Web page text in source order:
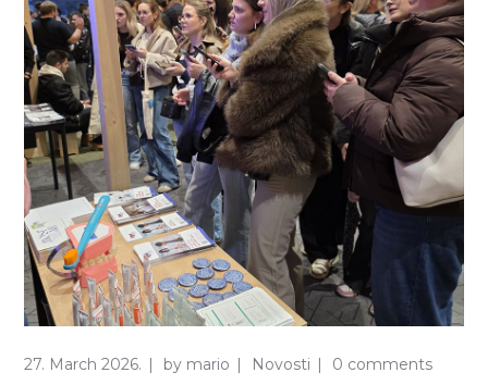
27. March 2026. by mario Novosti 0 comments